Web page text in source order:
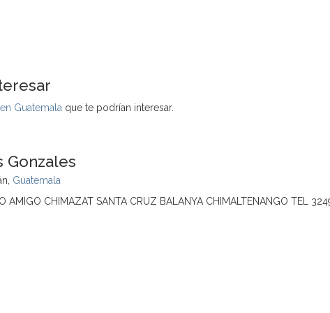
Guatemala que te podrían interesar.
Gonzales
Guatemala
AMIGO CHIMAZAT SANTA CRUZ BALANYA CHIMALTENANGO TEL